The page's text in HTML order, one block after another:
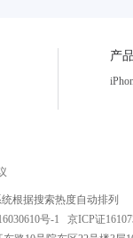
产
根据搜索热度自动排列
号-1 京ICP证